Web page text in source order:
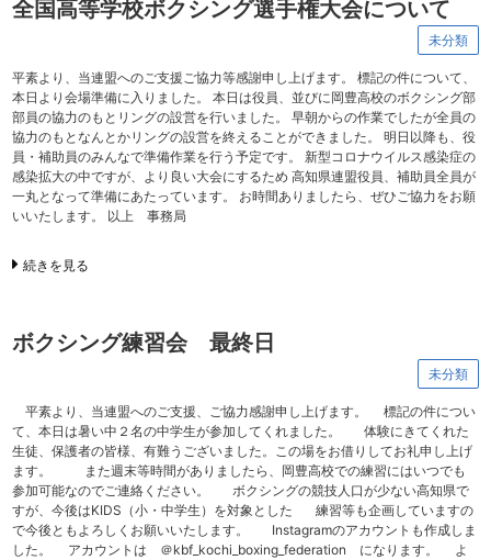
全国高等学校ボクシング選手権大会について
未分類
平素より、当連盟へのご支援ご協力等感謝申し上げます。 標記の件について、
本日より会場準備に入りました。 本日は役員、並びに岡豊高校のボクシング部
部員の協力のもとリングの設営を行いました。 早朝からの作業でしたが全員の
協力のもとなんとかリングの設営を終えることができました。 明日以降も、役
員・補助員のみんなで準備作業を行う予定です。 新型コロナウイルス感染症の
感染拡大の中ですが、より良い大会にするため 高知県連盟役員、補助員全員が
一丸となって準備にあたっています。 お時間ありましたら、ぜひご協力をお願
いいたします。 以上 事務局
続きを見る
ボクシング練習会 最終日
未分類
平素より、当連盟へのご支援、ご協力感謝申し上げます。 標記の件につい
て、本日は暑い中２名の中学生が参加してくれました。 体験にきてくれた
生徒、保護者の皆様、有難うございました。この場をお借りしてお礼申し上げ
ます。 また週末等時間がありましたら、岡豊高校での練習にはいつでも
参加可能なのでご連絡ください。 ボクシングの競技人口が少ない高知県で
すが、今後はKIDS（小・中学生）を対象とした 練習等も企画していますの
で今後ともよろしくお願いいたします。 Instagramのアカウントも作成しま
した。 アカウントは ＠kbf_kochi_boxing_federation になります。 よ